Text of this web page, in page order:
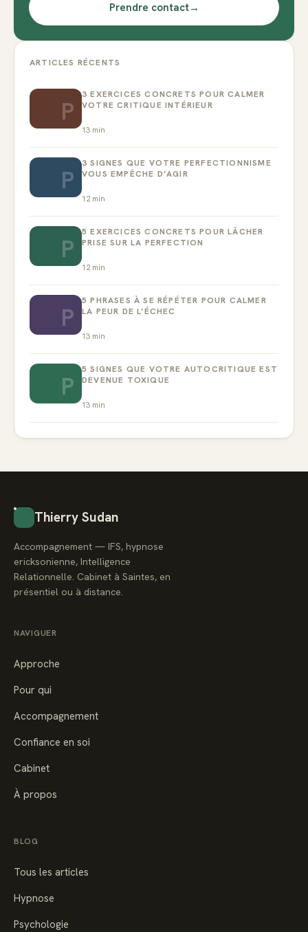
Prendre contact→
ARTICLES RÉCENTS
P
3 EXERCICES CONCRETS POUR CALMER
VOTRE CRITIQUE INTÉRIEUR
13 min
P
3 SIGNES QUE VOTRE PERFECTIONNISME
VOUS EMPÊCHE D’AGIR
12min
P
5 EXERCICES CONCRETS POUR LÂCHER
PRISE SUR LA PERFECTION
12min
P
5 PHRASES À SE RÉPÉTER POUR CALMER
LA PEUR DE L’ÉCHEC
13 min
P
5 SIGNES QUE VOTRE AUTOCRITIQUE EST
DEVENUE TOXIQUE
13 min
Thierry Sudan
Accompagnement — IFS, hypnose
ericksonienne, Intelligence
Relationnelle. Cabinet à Saintes, en
présentiel ou à distance.
NAVIGUER
Approche
Pour qui
Accompagnement
Confiance en soi
Cabinet
À propos
BLOG
Tous les articles
Hypnose
Psychologie